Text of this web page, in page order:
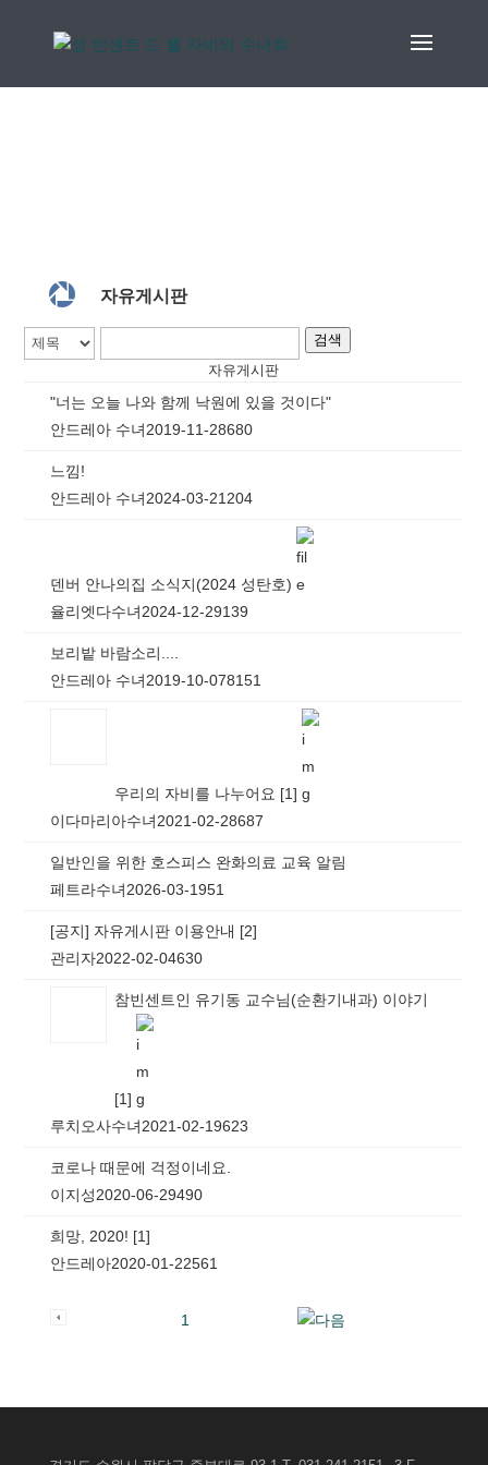
 자유게시판
검색
자유게시판
"너는 오늘 나와 함께 낙원에 있을 것이다"
안드레아 수녀2019-11-28680
느낌!
안드레아 수녀2024-03-21 204
덴버 안나의집 소식지(2024 성탄호)
율리엣다수녀2024-12-29139
보리밭 바람소리....
안드레아 수녀2019-10-078151
우리의 자비를 나누어요 [1]
이다마리아수녀2021-02-28687
일반인을 위한 호스피스 완화의료 교육 알림
페트라수녀2026-03-1951
[공지] 자유게시판 이용안내 [2]
관리자2022-02-04630
참빈센트인 유기동 교수님(순환기내과) 이야기
[1]
루치오사수녀2021-02-19623
코로나 때문에 걱정이네요.
이지성2020-06-29490
희망, 2020! [1]
안드레아2020-01-22561
1